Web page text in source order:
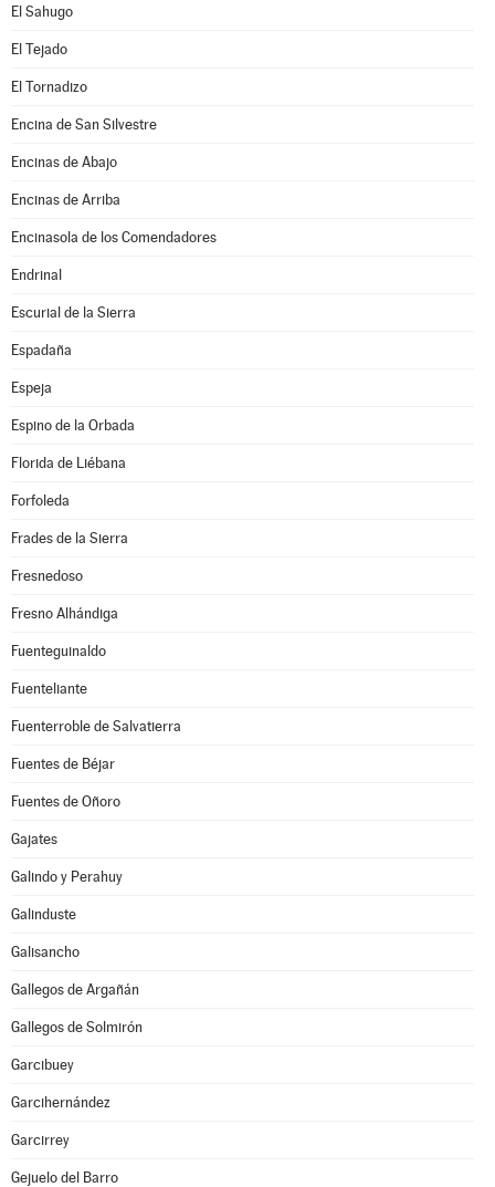
El Sahugo
El Tejado
El Tornadizo
Encina de San Silvestre
Encinas de Abajo
Encinas de Arriba
Encinasola de los Comendadores
Endrinal
Escurial de la Sierra
Espadaña
Espeja
Espino de la Orbada
Florida de Liébana
Forfoleda
Frades de la Sierra
Fresnedoso
Fresno Alhándiga
Fuenteguinaldo
Fuenteliante
Fuenterroble de Salvatierra
Fuentes de Béjar
Fuentes de Oñoro
Gajates
Galindo y Perahuy
Galinduste
Galisancho
Gallegos de Argañán
Gallegos de Solmirón
Garcibuey
Garcihernández
Garcirrey
Gejuelo del Barro